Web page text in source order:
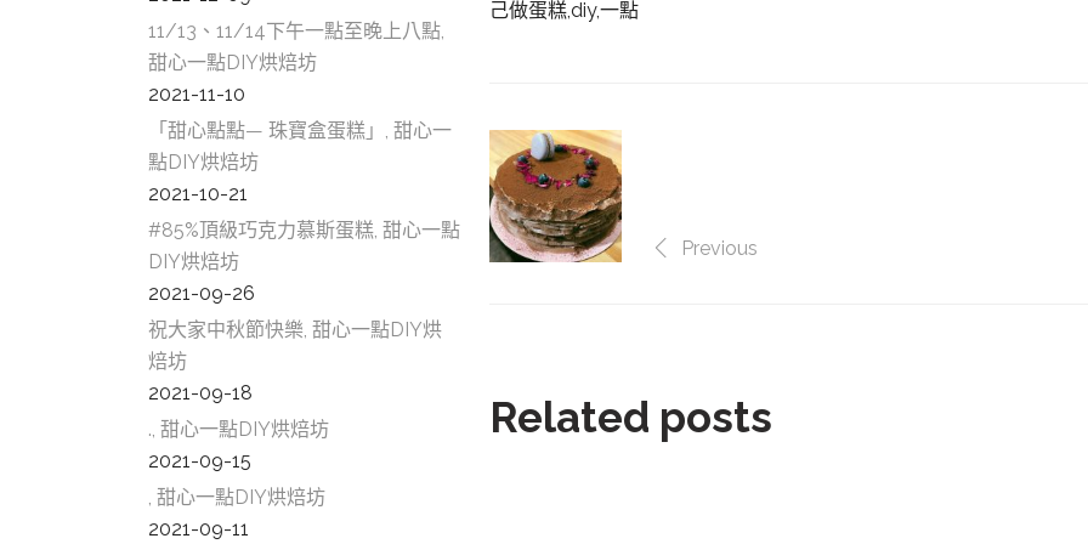
己做蛋糕,diy,一點
Previous
Related posts
11/13、11/14下午一點至晚上八點,
甜心一點DIY烘焙坊
2021-11-10
「甜心點點— 珠寶盒蛋糕」, 甜心一
點DIY烘焙坊
2021-10-21
#85%頂級巧克力慕斯蛋糕, 甜心一點
DIY烘焙坊
2021-09-26
祝大家中秋節快樂, 甜心一點DIY烘
焙坊
2021-09-18
., 甜心一點DIY烘焙坊
2021-09-15
, 甜心一點DIY烘焙坊
2021-09-11